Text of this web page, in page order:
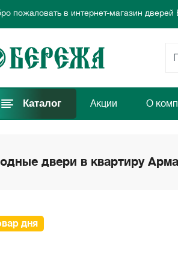
пожаловать в интернет-магазин
новые выгодные предложения
пожаловать в интернет-магазин
новые выгодные предложения
Каталог Акции О
двери в квартиру
дня